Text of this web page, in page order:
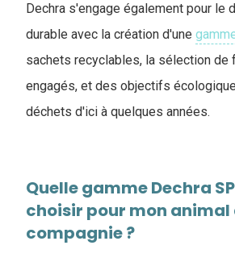
Dechra s'engage également pour le
durable avec la création d'une
sachets recyclables, la sélection de
engagés, et des objectifs
déchets d'ici à quelques années.
Quelle gamme Dechra
choisir pour mon animal
compagnie ?